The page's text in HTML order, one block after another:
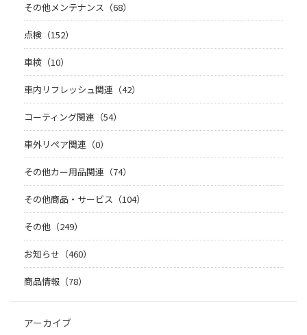
その他メンテナンス（68）
点検（152）
車検（10）
車内リフレッシュ関連（42）
コーティング関連（54）
車外リペア関連（0）
その他カー用品関連（74）
その他商品・サービス（104）
その他（249）
お知らせ（460）
商品情報（78）
アーカイブ